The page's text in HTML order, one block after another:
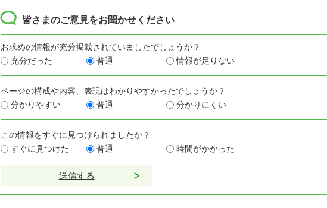
皆さまのご意見をお聞かせください
お求めの情報が充分掲載されていましたでしょうか？
充分だった
普通 情報が足りない
ページの構成や内容、表現はわかりやすかったでしょうか？
分かりやすい
普通 分かりにくい
この情報をすぐに見つけられましたか？
すぐに見つけた
普通 時間がかかった